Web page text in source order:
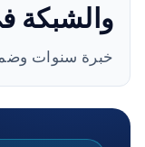
والشبكة
خبرة سنوات وضمان